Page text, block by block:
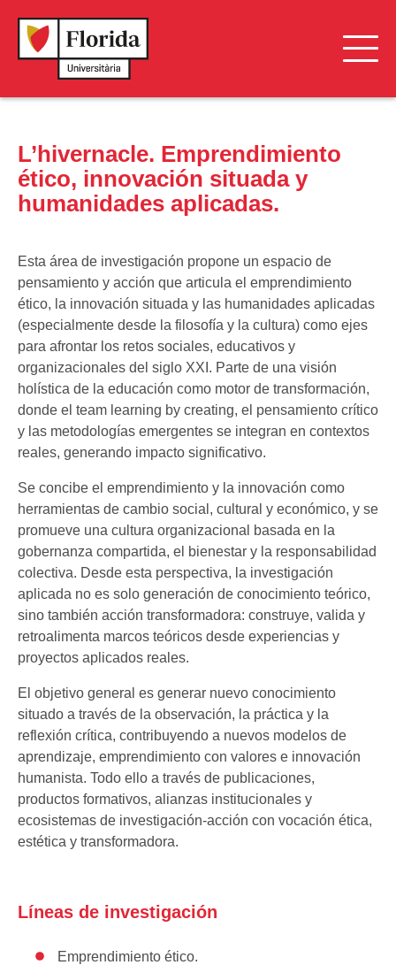
Game technologies and applications
Innovación Social y Negocios Inclusivos – INSONI
GILYTO
Economía Social, Empresas y Emprendimiento Social
Economía Social, Empresas y Emprendimiento Social
L’hivernacle
SportLab
Energy Student
Innovació en Metodologías Didáctiques Activas i
Específiques – IMDAE
L’hivernacle. Emprendimiento
ético, innovación situada y
humanidades aplicadas.
Esta área de investigación propone un espacio de
pensamiento y acción que articula el emprendimiento
ético, la innovación situada y las humanidades aplicadas
(especialmente desde la filosofía y la cultura) como ejes
para afrontar los retos sociales, educativos y
organizacionales del siglo XXI. Parte de una visión
holística de la educación como motor de transformación,
donde el team learning by creating, el pensamiento crítico
y las metodologías emergentes se integran en contextos
reales, generando impacto significativo.
Se concibe el emprendimiento y la innovación como
herramientas de cambio social, cultural y económico, y se
promueve una cultura organizacional basada en la
gobernanza compartida, el bienestar y la responsabilidad
colectiva. Desde esta perspectiva, la investigación
aplicada no es solo generación de conocimiento teórico,
sino también acción transformadora: construye, valida y
retroalimenta marcos teóricos desde experiencias y
proyectos aplicados reales.
El objetivo general es generar nuevo conocimiento
situado a través de la observación, la práctica y la
reflexión crítica, contribuyendo a nuevos modelos de
aprendizaje, emprendimiento con valores e innovación
humanista. Todo ello a través de publicaciones,
productos formativos, alianzas institucionales y
ecosistemas de investigación-acción con vocación ética,
estética y transformadora.
Líneas de investigación
Emprendimiento ético.